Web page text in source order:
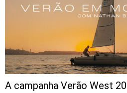
A campanha Verão West